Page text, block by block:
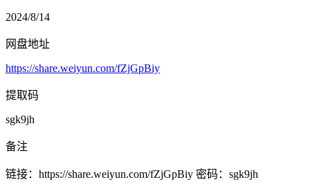
2024/8/14
网盘地址
https://share.weiyun.com/fZjGpBiy
提取码
sgk9jh
备注
链接：https://share.weiyun.com/fZjGpBiy 密码：sgk9jh